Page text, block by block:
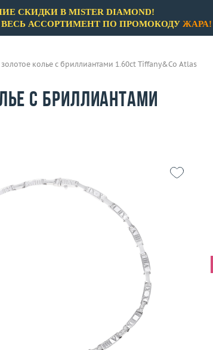
СКИДКИ В MISTER DIAMOND!
АССОРТИМЕНТ ПО ПРОМОКОДУ ЖАРА!
колье с бриллиантами 1.60ct Tiffany&Co Atlas
с бриллиантами